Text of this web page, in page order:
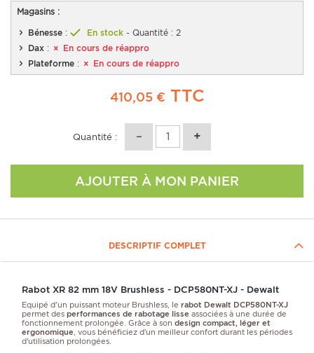
Magasins :
Bénesse : En stock - Quantité : 2
Dax :
En cours de réappro
Plateforme : En cours de réappro
410,05 € TTC
Quantité :
AJOUTER À MON PANIER
DESCRIPTIF COMPLET
Rabot XR 82 mm 18V Brushless - DCP580NT-XJ - Dewalt
Equipé d'un puissant moteur Brushless, le rabot Dewalt DCP580NT-XJ
permet des performances de rabotage lisse associées à une durée de
fonctionnement prolongée. Grâce à son design compact, léger et
ergonomique , vous bénéficiez d’un meilleur confort durant les périodes
d’utilisation prolongées.